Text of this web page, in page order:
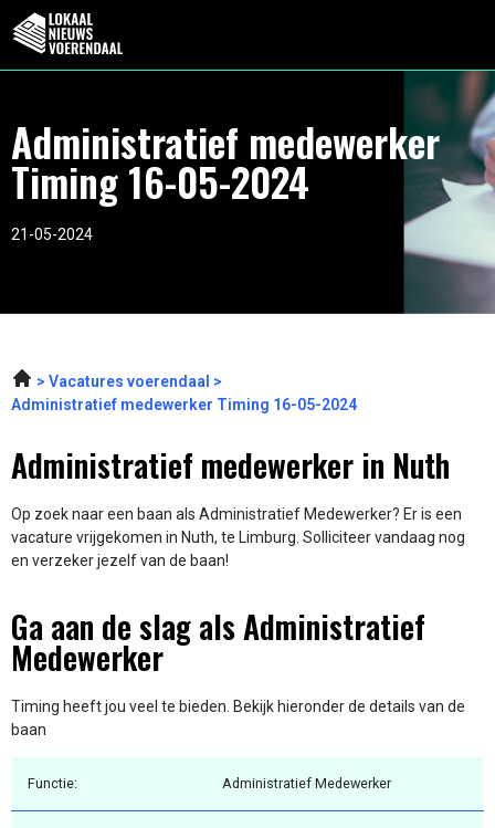
Administratief medewerker
Timing 16-05-2024
21-05-2024
Vacatures voerendaal
Administratief medewerker Timing 16-05-2024
Administratief medewerker in Nuth
Op zoek naar een baan als Administratief Medewerker? Er is een
vacature vrijgekomen in Nuth, te Limburg. Solliciteer vandaag nog
en verzeker jezelf van de baan!
Ga aan de slag als Administratief
Medewerker
Timing heeft jou veel te bieden. Bekijk hieronder de details van de
baan
Functie: Administratief Medewerker